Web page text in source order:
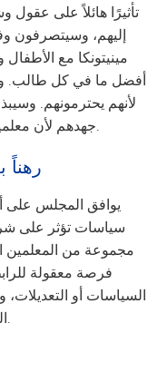
تأثيرًا هائلاً على
إليهم، وسيتصرفون
مينيتونكا مع
أفضل ما في كل طالب.
لأنهم يحترمونهم.
جهدهم لأن معلميهم يلهمونهم ويؤمنون بهم.
2.0
سياسات تؤثر على
مجموعة من المعلمين
فرصة معقولة
السياسات أو
العمل في القطاع العام لعام 1971.